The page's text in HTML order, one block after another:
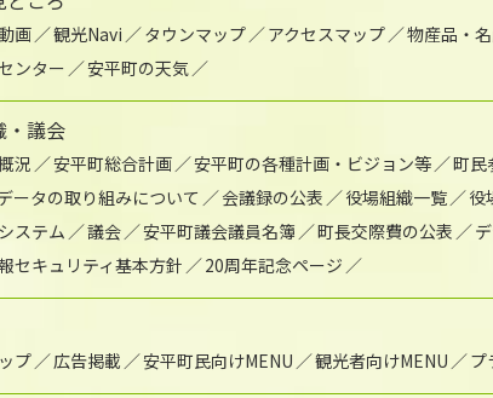
画 観光Navi タウンマップ アクセスマップ 物産品・
ンター
安平町の天気
・議会
況 安平町総合計画 安平町の各種計画・ビジョン等 町民
ータの取り組みについて
会議録の公表 役場組織一覧 役
ステム
議会 安平町議会議員名簿 町長交際費の公表
セキュリティ基本方針
20周年記念ページ
プ 広告掲載 安平町民向けMENU 観光者向けMENU プ